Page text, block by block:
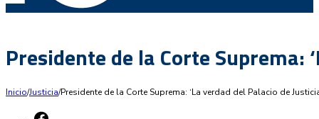
Presidente de la Corte Suprema:
Inicio/Justicia/Presidente de la Corte Suprema: ‘La verdad del Palacio de